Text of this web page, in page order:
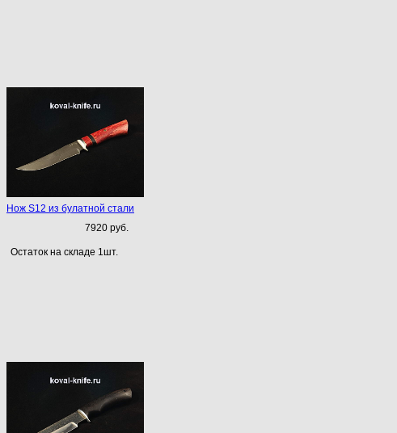
Нож S12 из булатной стали
7920 руб.
Остаток на складе 1шт.